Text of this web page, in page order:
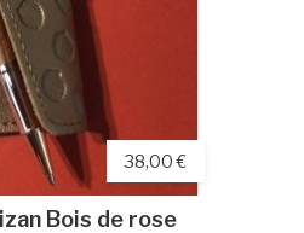
38,00 €
Bois de rose